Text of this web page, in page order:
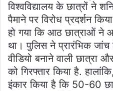
विश्वविद्यालय के छात्रों ने
पैमाने पर विरोध प्रदर्शन
हो गया कि आठ छात्राओं ने
था। पुलिस ने प्रारंभिक
वीडियो बनाने वाली छात्रा
को गिरफ्तार किया है.
इंकार किया है कि 50-60